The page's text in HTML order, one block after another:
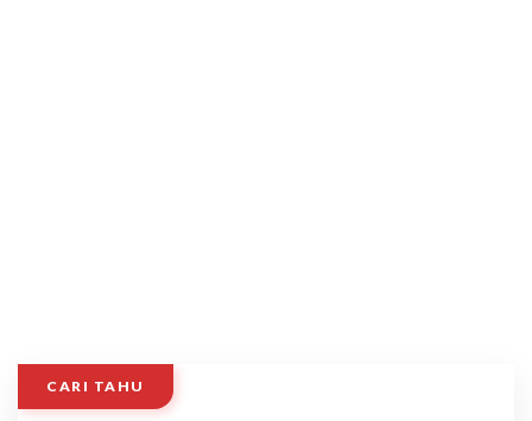
CARI TAHU